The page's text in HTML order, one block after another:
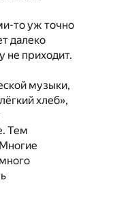
то уж точно
далеко
не приходит.
музыки,
хлеб»,
Тем